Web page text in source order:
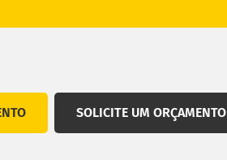
SOLICITE UM ORÇAMENTO